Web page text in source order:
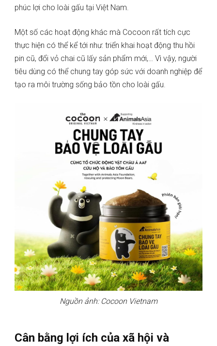
phúc lợi cho loài gấu tại Việt Nam.
Một số các hoạt động khác mà Cocoon rất tích cực
thực hiện có thể kể tới như: triển khai hoạt động thu hồi
pin cũ, đổi vỏ chai cũ lấy sản phẩm mới,… Vì vậy, người
tiêu dùng có thể chung tay góp sức với doanh nghiệp để
tạo ra môi trường sống bảo tồn cho loài gấu.
Nguồn ảnh: Cocoon Vietnam
Cân bằng lợi ích của xã hội và